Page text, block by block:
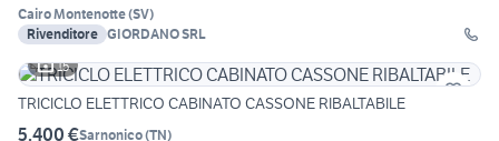
Cairo Montenotte(SV)
Rivenditore GIORDANO SRL
15
TRICICLO ELETTRICO CABINATO CASSONE RIBALTABILE
5.400 €Sarnonico(TN)